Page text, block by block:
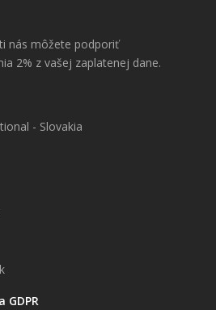
nás môžete podporiť
2% z vašej zaplatenej dane.
- Slovakia
GDPR